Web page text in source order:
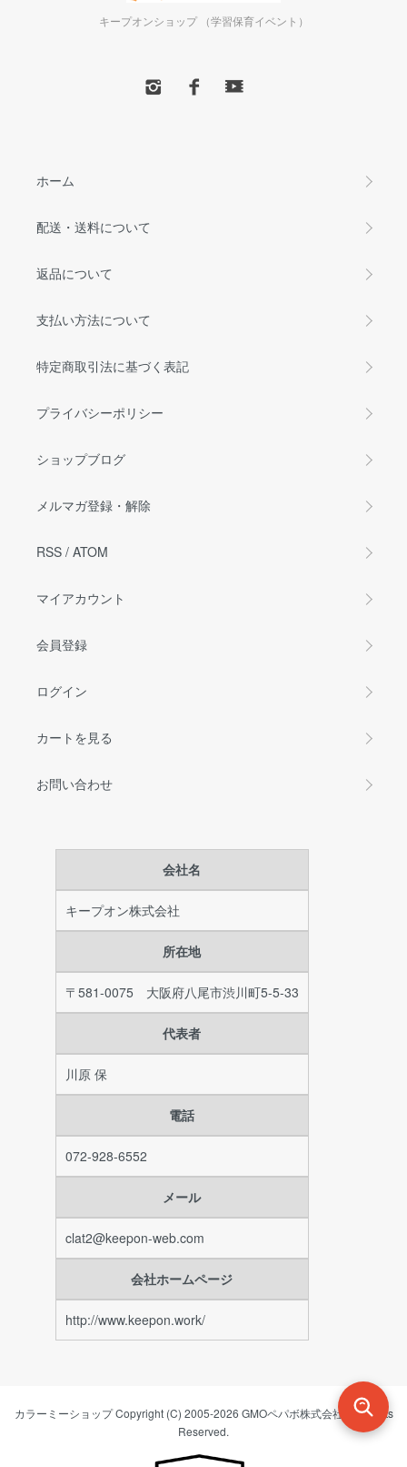
キープオンショップ （学習保育イベント）
ホーム
配送・送料について
返品について
支払い方法について
特定商取引法に基づく表記
プライバシーポリシー
ショップブログ
メルマガ登録・解除
RSS / ATOM
マイアカウント
会員登録
ログイン
カートを見る
お問い合わせ
会社名
キープオン株式会社
所在地
〒581-0075 大阪府八尾市渋川町5-5-33
代表者
川原 保
電話
072-928-6552
メール
clat2@keepon-web.com
会社ホームページ
http://www.keepon.work/
カラーミーショップCopyright (C) 2005-2026 GMOペパボ株式会社
All Rights
Reserved.